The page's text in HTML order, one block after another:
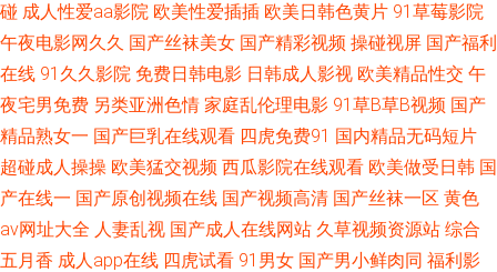
B视频 狠狠日天天 97超碰在线资源 无码欧美另类 女同h片网站 福利视频在
线导航 91电影免费看 日韩福利导航 久久福利合集 超碰97A片 影音先锋91看
片 人人操网 海角社区91人妻 97伊人网 午夜无码 欧美传媒91 岛国偷拍色图
91初夜 天天天肏 美女被插网站 成人午夜精品 宅男爆菊精品在线 日本不卡成
人 激情六月天色综合 www日韩欧美 香蕉视频污 欧美熟妇bbw 黄色国产大全
碰 成人性爱aa影院 欧美性爱插插 欧美日韩色黄片 91草莓影院
午夜电影网久久 国产丝袜美女 国产精彩视频 操碰视屏 国产福利
在线 91久久影院 免费日韩电影 日韩成人影视 欧美精品性交 午
夜宅男免费 另类亚洲色情 家庭乱伦理电影 91草B草B视频 国产
精品熟女一 国产巨乳在线观看 四虎免费91 国内精品无码短片
超碰成人操操 欧美猛交视频 西瓜影院在线观看 欧美做受日韩 国
产在线一 国产原创视频在线 国产视频高清 国产丝袜一区 黄色
av网址大全 人妻乱视 国产成人在线网站 久草视频资源站 综合
五月香 成人app在线 四虎试看 91男女 国产男小鲜肉同 福利影